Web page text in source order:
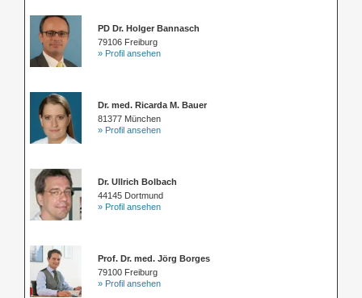
PD Dr. Holger Bannasch
79106 Freiburg
» Profil ansehen
Dr. med. Ricarda M. Bauer
81377 München
» Profil ansehen
Dr. Ullrich Bolbach
44145 Dortmund
» Profil ansehen
Prof. Dr. med. Jörg Borges
79100 Freiburg
» Profil ansehen